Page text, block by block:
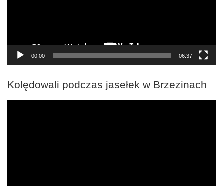
00:00 06:37
Kolędowali podczas jasełek w Brzezinach